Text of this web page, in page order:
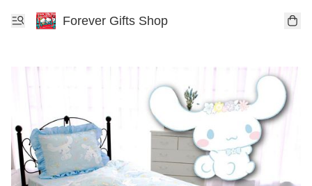
Forever Gifts Shop